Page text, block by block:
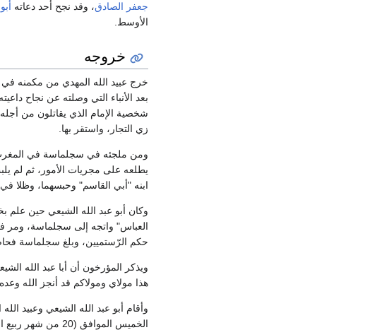
جعفر الصادق، وقد نجح أحد دعاته
الأوسط.
خروجه
خرج عبيد الله المهدي من مكمنه
بعد الأنباء التي وصلته عن نجاح
شخصية الإمام الذي يقاتلون من
زي التجار، واستقر بها.
ومن ملجئه في سجلماسة في المغرب
يطلعه على مجريات الأمور، ثم لم
ابنه "أبي القاسم" وحبسهما، وظلا
وكان أبو عبد الله الشيعي حين علم
العباس" واتجه إلى سجلماسة، ومر
حكم الرّستميين، وبلغ سجلماسة
ويذكر المؤرخون أن أبا عبد الله
هذا مولاي ومولاكم قد أنجز الله
وأقام أبو عبد الله الشيعي وعبيد
الخميس الموافق (20 من شهر ربيع الآخر 297هـ= 7 من يناير 910م).